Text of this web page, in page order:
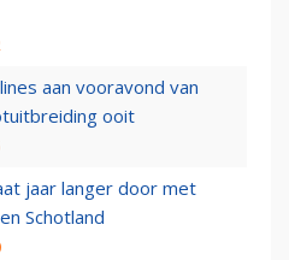
aan vooravond van
ooit
jaar langer door met
Schotland